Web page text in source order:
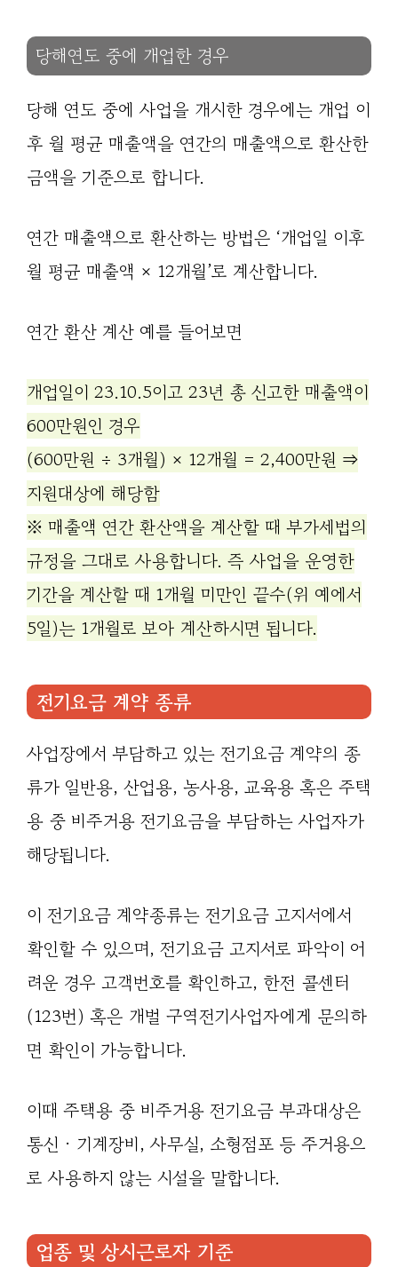
당해연도 중에 개업한 경우
당해 연도 중에 사업을 개시한 경우에는 개업 이
후 월 평균 매출액을 연간의 매출액으로 환산한
금액을 기준으로 합니다.
연간 매출액으로 환산하는 방법은 ‘개업일 이후
월 평균 매출액 × 12개월’로 계산합니다.
연간 환산 계산 예를 들어보면
개업일이 23.10.5이고 23년 총 신고한 매출액이
600만원인 경우
(600만원 ÷ 3개월) × 12개월 = 2,400만원 ⇒
지원대상에 해당함
※ 매출액 연간 환산액을 계산할 때 부가세법의
규정을 그대로 사용합니다. 즉 사업을 운영한
기간을 계산할 때 1개월 미만인 끝수(위 예에서
5일)는 1개월로 보아 계산하시면 됩니다.
전기요금 계약 종류
사업장에서 부담하고 있는 전기요금 계약의 종
류가 일반용, 산업용, 농사용, 교육용 혹은 주택
용 중 비주거용 전기요금을 부담하는 사업자가
해당됩니다.
이 전기요금 계약종류는 전기요금 고지서에서
확인할 수 있으며, 전기요금 고지서로 파악이 어
려운 경우 고객번호를 확인하고, 한전 콜센터
(123번) 혹은 개벌 구역전기사업자에게 문의하
면 확인이 가능합니다.
이때 주택용 중 비주거용 전기요금 부과대상은
통신 · 기계장비, 사무실, 소형점포 등 주거용으
로 사용하지 않는 시설을 말합니다.
업종 및 상시근로자 기준